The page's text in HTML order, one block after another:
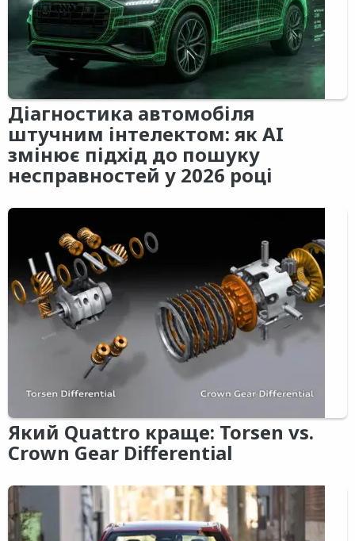
Діагностика автомобіля
штучним інтелектом: як AI
змінює підхід до пошуку
несправностей у 2026 році
Який Quattro краще: Torsen vs.
Crown Gear Differential